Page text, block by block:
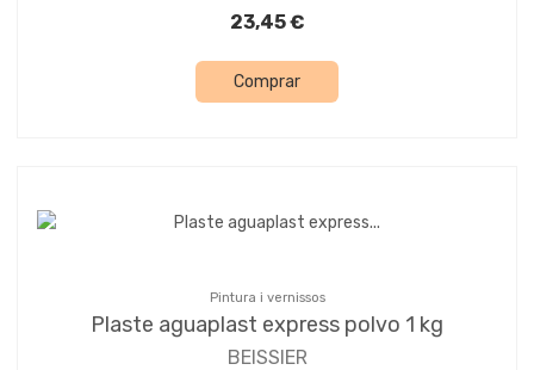
23,45 €
Comprar
Pintura i vernissos
Plaste aguaplast express polvo 1 kg
BEISSIER